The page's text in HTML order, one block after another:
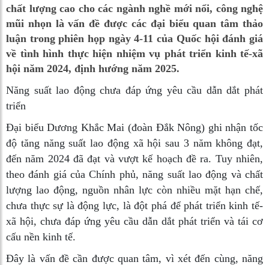
chất lượng cao cho các ngành nghề mới nổi, công nghệ
mũi nhọn là vấn đề được các đại biểu quan tâm thảo
luận trong phiên họp ngày 4-11 của Quốc hội đánh giá
về tình hình thực hiện nhiệm vụ phát triển kinh tế-xã
hội năm 2024, định hướng năm 2025.
Năng suất lao động chưa đáp ứng yêu cầu dẫn dắt phát
triển
Đại biểu Dương Khắc Mai (đoàn Đắk Nông) ghi nhận tốc
độ tăng năng suất lao động xã hội sau 3 năm không đạt,
đến năm 2024 đã đạt và vượt kế hoạch đề ra. Tuy nhiên,
theo đánh giá của Chính phủ, năng suất lao động và chất
lượng lao động, nguồn nhân lực còn nhiều mặt hạn chế,
chưa thực sự là động lực, là đột phá để phát triển kinh tế-
xã hội, chưa đáp ứng yêu cầu dẫn dắt phát triển và tái cơ
cấu nền kinh tế.
Đây là vấn đề cần được quan tâm, vì xét đến cùng, năng